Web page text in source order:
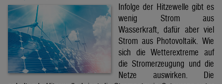
Infolge der Hitzewelle gibt es
wenig Strom aus
Wasserkraft, dafür aber viel
Strom aus Photovoltaik. Wie
sich die Wetterextreme auf
die Stromerzeugung und die
Netze auswirken. Die